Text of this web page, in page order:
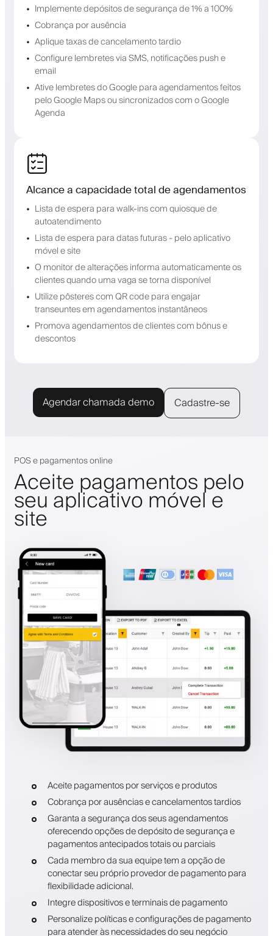
Implemente depósitos de segurança de 1% a 100%
Cobrança por ausência
Aplique taxas de cancelamento tardio
Configure lembretes via SMS, notificações push e
email
Ative lembretes do Google para agendamentos feitos
pelo Google Maps ou sincronizados com o Google
Agenda
Alcance a capacidade total de agendamentos
Lista de espera para walk-ins com quiosque de
autoatendimento
Lista de espera para datas futuras - pelo aplicativo
móvel e site
O monitor de alterações informa automaticamente os
clientes quando uma vaga se torna disponível
Utilize pôsteres com QR code para engajar
transeuntes em agendamentos instantâneos
Promova agendamentos de clientes com bônus e
descontos
Agendar chamada demo Cadastre-se
POS e pagamentos online
Aceite pagamentos pelo
seu aplicativo móvel e
site
Aceite pagamentos por serviços e produtos
Cobrança por ausências e cancelamentos tardios
Garanta a segurança dos seus agendamentos
oferecendo opções de depósito de segurança e
pagamentos antecipados totais ou parciais
Cada membro da sua equipe tem a opção de
conectar seu próprio provedor de pagamento para
flexibilidade adicional.
Integre dispositivos e terminais de pagamento
Personalize políticas e configurações de pagamento
para atender às necessidades do seu negócio